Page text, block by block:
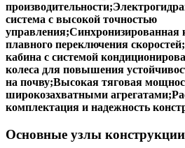
Мощный 6-цилиндровый
система с высокой точностью
управления;Синхронизированная
плавного переключения
кабина с системой
колеса для повышения
на почву;Высокая тяговая
широкозахватными